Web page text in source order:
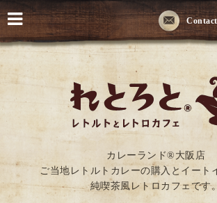
Contact
カレーランド®大阪店
ご当地レトルトカレーの購入とイート
純喫茶風レトロカフェです